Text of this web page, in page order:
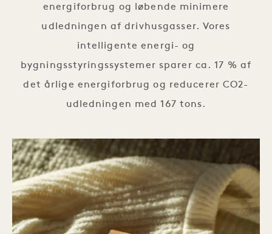
energiforbrug og løbende minimere
udledningen af drivhusgasser. Vores
intelligente energi- og
bygningsstyringssystemer sparer ca. 17 % af
det årlige energiforbrug og reducerer CO2-
udledningen med 167 tons.